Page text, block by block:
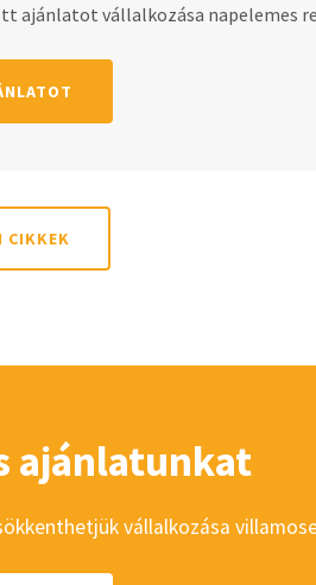
ajánlatot vállalkozása napelemes
ajánlatunkat
vállalkozása